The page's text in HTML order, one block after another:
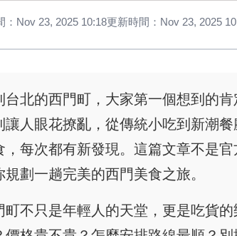
：Nov 23, 2025 10:18更新時間：Nov 23, 2025
台北的西門町，大家第一個想到的
讓人眼花撩亂，從傳統小吃到新潮
，每次都有新發現。這篇文章不是
規劃一趟完美的西門美食之旅。
町不只是年輕人的天堂，更是吃貨